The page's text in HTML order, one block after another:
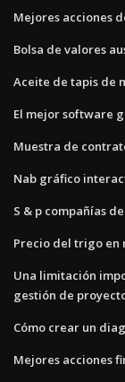
Mejores acciones
Bolsa de valores
Aceite de tapis de
El mejor software
Muestra de
Nab gráfico
S & p compañías
Precio del trigo en
Una limitación
gestión de
Cómo crear un
Mejores acciones